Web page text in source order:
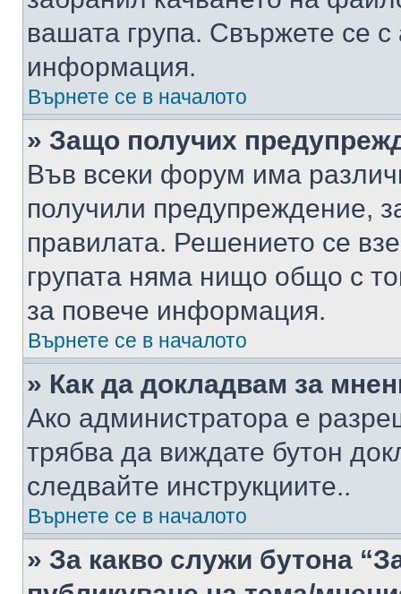
вашата група. Свържете се
информация.
Върнете се в началото
» Защо получих
Във всеки форум има
получили предупреждение,
правилата. Решението се
групата няма нищо общо с
за повече информация.
Върнете се в началото
» Как да докладвам за
Ако администратора е
трябва да виждате бутон
следвайте инструкциите..
Върнете се в началото
» За какво служи бутона